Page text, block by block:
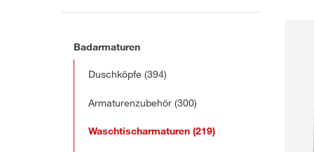
Badarmaturen
Duschköpfe (394)
Armaturenzubehör (300)
Waschtischarmaturen (219)